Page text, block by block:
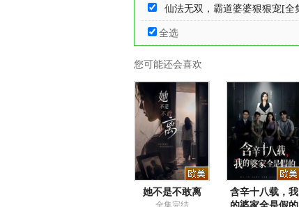
仙法无双，霸道婆婆狠狠宠[
全选
您可能还会喜欢
她不是不敢离
全集完结
含辛十八载，我